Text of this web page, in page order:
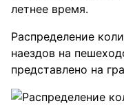
летнее время.
Распределение
наездов на
представлено на